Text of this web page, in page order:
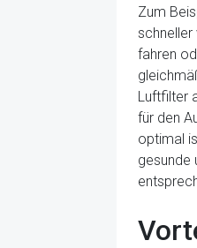
Zum
schneller
fahren
Luftfilter
für den
optimal
gesunde